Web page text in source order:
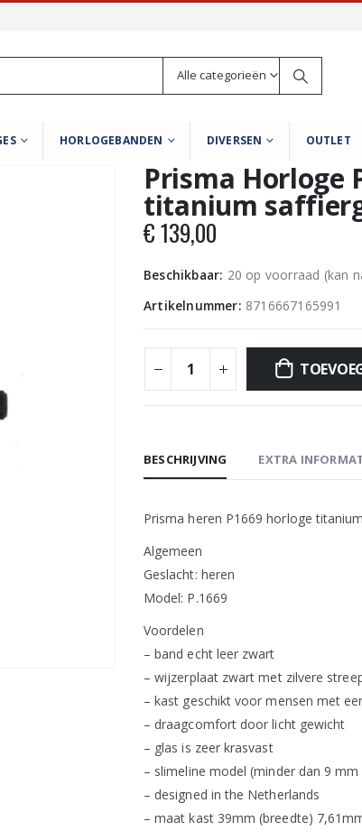
Alle categorieën
HORLOGEBANDEN DIVERSEN OUTLET
Prisma Horloge
titanium
€139,00
Beschikbaar: 20 op voorraad (kan
Artikelnummer: 8716667165991
BESCHRIJVING EXTRA
Prisma heren P1669 horloge
Algemeen
Geslacht: heren
Model: P.1669
Voordelen
– band echt leer zwart
– wijzerplaat zwart met zilvere
– kast geschikt voor mensen met
– draagcomfort door licht gewicht
– glas is zeer krasvast
– slimeline model (minder dan 9 mm
– designed in the Netherlands
– maat kast 39mm (breedte)